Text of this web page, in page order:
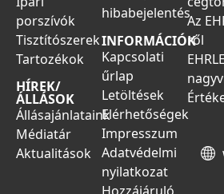
porszívók
Tisztítószerek
Tartozékok
HÍREK/
ÁLLÁSOK
Állásajánlataink
Médiatár
Aktualitások
hibabejelentés
INFORMÁCIÓK
Kapcsolati
űrlap
Letöltések
Elérhetőségek
Impresszum
Adatvédelmi
nyilatkozat
Hozzájáruló
Az
ről